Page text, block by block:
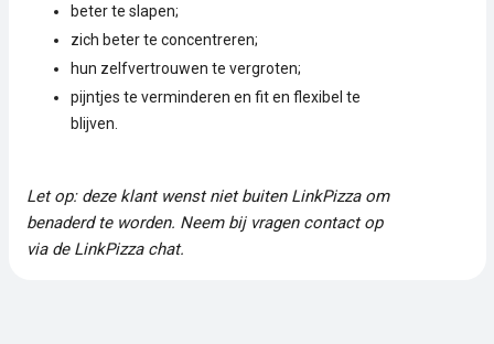
beter te slapen;
zich beter te concentreren;
hun zelfvertrouwen te vergroten;
pijntjes te verminderen en fit en flexibel te
blijven.
Let op: deze klant wenst niet buiten LinkPizza om
benaderd te worden. Neem bij vragen contact op
via de LinkPizza chat.